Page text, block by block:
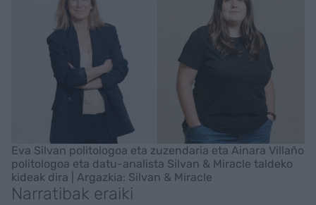
Eva Silvan politologoa eta zuzendaria eta Ainara Villaño
politologoa eta datu-analista Silvan & Miracle taldeko
kideak dira | Argazkia: Silvan & Miracle
Narratibak eraiki